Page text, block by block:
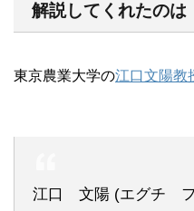
解説してくれたのは
東京農業大学の江口文陽教
江口 文陽 (エグチ